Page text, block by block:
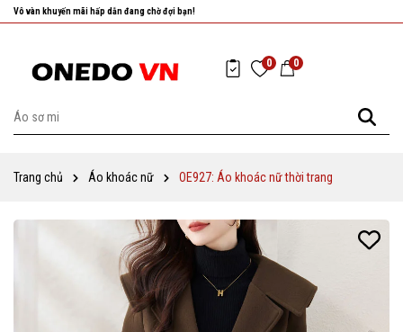
Vô vàn khuyến mãi hấp dẫn đang chờ đợi bạn!
0 0
Trang chủ Áo khoác nữ OE927: Áo khoác nữ thời trang